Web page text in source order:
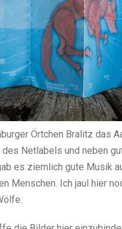
Örtchen Bralitz das
Netlabels und neben
es ziemlich gute Musik
Menschen. Ich jaul hier